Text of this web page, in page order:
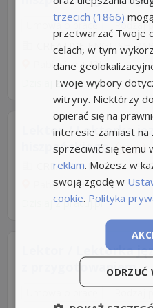
Umowa o pracę Rodzaj
CREATIVE ENGLISH
Pabianice +43km
Dzisiajzpracuj.pl
Lektor / Lektorka
hiszpańskiego
NOWE
CREATIVE ENGLISH
Pabianice+43km
Dzisiajzpracuj.pl
Lektor / Lektorka
z przygotowaniem...
trzecich (1866)
przetwarzać Twoje
celach, w tym
dane
Twoje wybory
witryny. Niektórzy
opierać się na
interesie zamiast
sprzeciwić się temu
reklam. Możesz w
swoją zgodę w
cookie. Polityka
ODRZUĆ